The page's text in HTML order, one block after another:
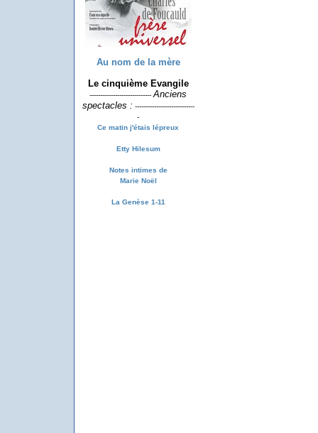
Au nom de la mère
Le cinquième Evangile
-----------------------------Anciens
spectacles : ----------------------------
-
Ce matin j'étais lépreux
Etty Hilesum
Notes intimes de
Marie Noël
La Genèse 1-11